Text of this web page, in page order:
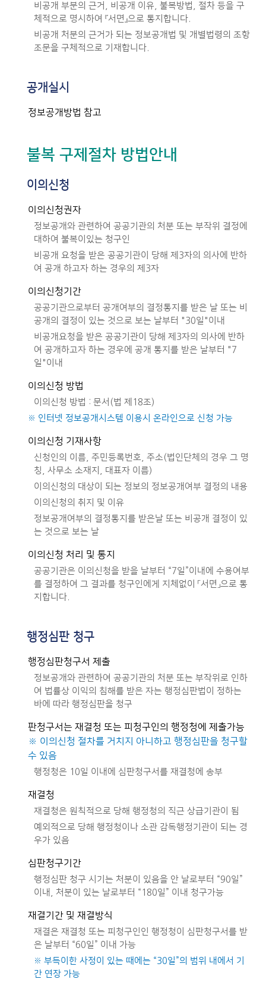
비공개 부분의 근거, 비공개 이유, 불복방법, 절차 등을 구
체적으로 명시하여 『서면』으로 통지합니다.
비공개 처분의 근거가 되는 정보공개법 및 개별법령의 조항
조문을 구체적으로 기재합니다.
공개실시
정보공개방법 참고
불복 구제절차 방법안내
이의신청
이의신청권자
정보공개와 관련하여 공공기관의 처분 또는 부작위 결정에
대하여 불복이있는 청구인
비공개 요청을 받은 공공기관이 당해 제3자의 의사에 반하
여 공개 하고자 하는 경우의 제3자
이의신청기간
공공기관으로부터 공개여부의 결정통지를 받은 날 또는 비
공개의 결정이 있는 것으로 보는 날부터 "30일"이내
비공개요청을 받은 공공기관이 당해 제3자의 의사에 반하
여 공개하고자 하는 경우에 공개 통지를 받은 날부터 "7
일"이내
이의신청 방법
이의신청 방법 : 문서(법 제18조)
※ 인터넷 정보공개시스템 이용시 온라인으로 신청 가능
이의신청 기재사항
신청인의 이름, 주민등록번호, 주소(법인단체의 경우 그 명
칭, 사무소 소재지, 대표자 이름)
이의신청의 대상이 되는 정보의 정보공개여부 결정의 내용
이의신청의 취지 및 이유
정보공개여부의 결정통지를 받은날 또는 비공개 결정이 있
는 것으로 보는 날
이의신청 처리 및 통지
공공기관은 이의신청을 받을 날부터 “7일”이내에 수용여부
를 결정하여 그 결과를 청구인에게 지체없이 「서면」으로 통
지합니다.
행정심판 청구
행정심판청구서 제출
정보공개와 관련하여 공공기관의 처분 또는 부작위로 인하
여 법률상 이익의 침해를 받은 자는 행정심판법이 정하는
바에 따라 행정심판을 청구
판청구서는 재결청 또는 피청구인의 행정청에 제출가능
※ 이의신청 절차를 거치지 아니하고 행정심판을 청구할
수 있음
행정청은 10일 이내에 심판청구서를 재결청에 송부
재결청
재결청은 원칙적으로 당해 행정청의 직근 상급기관이 됨
예외적으로 당해 행정청이나 소관 감독행정기관이 되는 경
우가 있음
심판청구기간
행정심판 청구 시기는 처분이 있음을 안 날로부터 “90일”
이내, 처분이 있는 날로부터 “180일” 이내 청구가능
재결기간 및 재결방식
재결은 재결청 또는 피청구인인 행정청이 심판청구서를 받
은 날부터 “60일” 이내 가능
※ 부득이한 사정이 있는 때에는 “30일”의 범위 내에서 기
간 연장 가능